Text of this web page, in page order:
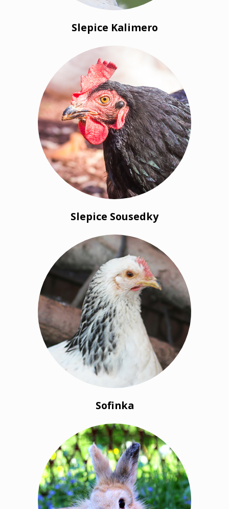
Slepice Kalimero
Slepice Sousedky
Sofinka